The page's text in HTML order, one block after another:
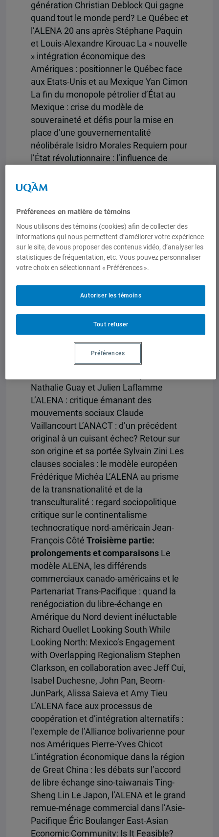
génération Christian Deblock Qui gagne
quand tout le monde perd? Le Québec et
l’ALENA 20 ans après Stéphane Paquin
et Louis-Alexandre Kirouac La « nouvelle
» intégration économique des
Amériques : positionner le Québec face
aux Etats-Unis et au Mexique Yan Cimon
La fin du monopole pétrolier d’État au
Mexique : crise du modèle de
souveraineté et défis pour la mise en
place d’une gouvernementalité
néolibérale Isidro Morales Requiem pour
l’État révolutionnaire : l’influence de
l’énergie au Mexique Julián Castro-Rea
l’économie mexicaine Nicolas Foucras
The Automotive Industry in North
America 20 years after NAFTA
Francisco Ernesto Navarrete Báez
Deuxième partie : conflits sociaux,
clauses sociales, cultureNAFTA and
Mining in Mexico: the Emergence of
New Actors and Conflicts Maria-Teresa
mouvements autochtones mexicains :
analyse de deux moments forts Pierre
Beaucage 20 ans après : l’impact de la
liberalisation des marchés sur les
Nathalie Guay et Julien Laflamme
L’ALENA : critique émanant des
mouvements sociaux Claude
Vaillancourt L’ANACT : d’un précédent
original à un cuisant échec? Retour sur
son origine et sa portée Sylvain Zini Les
clauses sociales : le modèle européen
Frédérique Michéa L’ALENA au prisme
de la transnationalité et de la
transculturalité : regard sociopolitique
critique sur le continentalisme
technocratique nord-américain Jean-
François Côté Troisième partie:
prolongements et comparaisonsLe
modèle ALENA, les différends
commerciaux canado-américains et le
Partenariat Trans-Pacifique : quand la
renégociation du libre-échange en
Amérique du Nord devient inéluctable
Richard Ouellet Looking South While
Looking North: Mexico’s Engagement
with Overlapping Regionalism Stephen
Clarkson, en collaboration avec Jeff Cui,
Isabel Duchesne, John Pan, Beom-
JunPark, Alissa Saieva et Amy Tieu
L’ALENA face aux processus de
coopération et d’intégration alternatifs :
l’exemple de l’Alliance bolivarienne pour
nos Amériques Pierre-Yves Chicot
L’intégration économique dans la région
de Great China : les débats sur l’accord
de libre échange sino-taiwanais Ting-
Sheng Lin Le Japon, l’ALENA et le grand
remue-ménage commercial dans l’Asie-
Pacifique Éric Boulanger East-Asian
Economic Community: Is It Feasible?
Préférences en matière de témoins
Nous utilisons des témoins (cookies) afin de collecter des
informations qui nous permettent d’améliorer votre expérience
sur le site, de vous proposer des contenus vidéo, d’analyser les
statistiques de fréquentation, etc. Vous pouvez personnaliser
votre choix en sélectionnant « Préférences ».
Tout refuser
Autoriser les témoins
Préférences